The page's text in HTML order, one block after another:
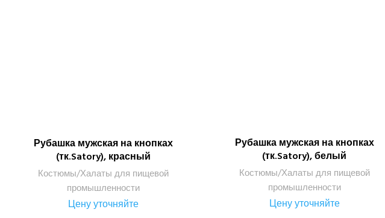
ПОДРОБНЕЕ
Рубашка мужская на кнопках
(тк.Satory), красный
Костюмы/Халаты для пищевой
промышленности
Цену уточняйте
ПОДРОБНЕЕ
Рубашка мужская на кнопках
(тк.Satory), белый
Костюмы/Халаты для пищевой
промышленности
Цену уточняйте